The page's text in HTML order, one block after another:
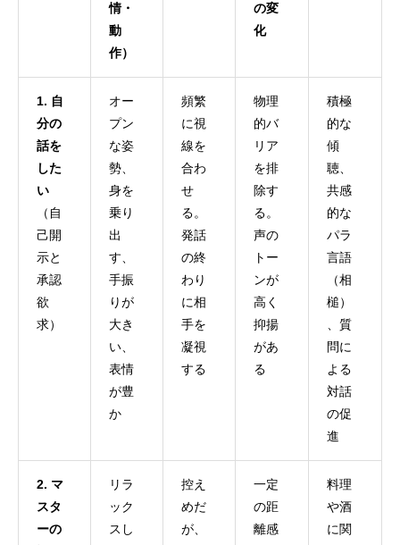
情・
動
作）
の変
化
1. 自
分の
話を
した
い
（自
己開
示と
承認
欲
求）
オー
プン
な姿
勢、
身を
乗り
出
す、
手振
りが
大き
い、
表情
が豊
か
頻繁
に視
線を
合わ
せ
る。
発話
の終
わり
に相
手を
凝視
する
物理
的バ
リア
を排
除す
る。
声の
トー
ンが
高く
抑揚
があ
る
積極
的な
傾
聴、
共感
的な
パラ
言語
（相
槌）
、質
問に
よる
対話
の促
進
2. マ
スタ
ーの
リラ
ック
スし
控え
めだ
が、
一定
の距
離感
料理
や酒
に関